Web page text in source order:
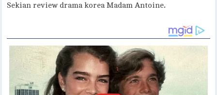
Sekian review drama korea Madam Antoine.